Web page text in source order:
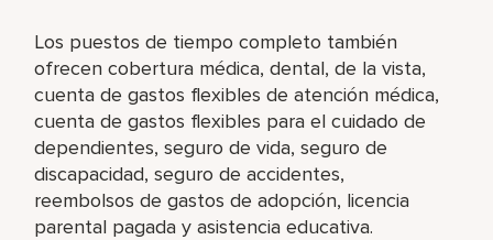
Los puestos de tiempo completo también
ofrecen cobertura médica, dental, de la vista,
cuenta de gastos flexibles de atención médica,
cuenta de gastos flexibles para el cuidado de
dependientes, seguro de vida, seguro de
discapacidad, seguro de accidentes,
reembolsos de gastos de adopción, licencia
parental pagada y asistencia educativa.